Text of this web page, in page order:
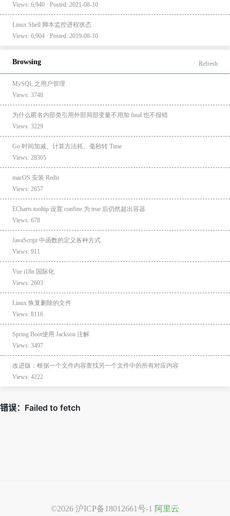
Views: 6,940 · Posted: 2021-08-10
Linux Shell 脚本监控进程状态
Views: 6,904 · Posted: 2019-08-10
Browsing Refresh
MySQL 之用户管理
Views: 3748
为什么匿名内部类引用外部局部变量不用加 final 也不报错
Views: 3229
Go 时间加减、计算方法耗、毫秒转 Time
Views: 28305
macOS 安装 Redis
Views: 2657
ECharts tooltip 设置 confine 为 true 后仍然超出容器
Views: 678
JavaScript 中函数的定义各种方式
Views: 911
Vue i18n 国际化
Views: 2603
Linux 恢复删除的文件
Views: 8116
Spring Boot使用 Jackson 注解
Views: 3497
改进版：根据一个文件内容查找另一个文件中的所有对应内容
Views: 4222
©2026 沪ICP备18012661号-1 阿里云